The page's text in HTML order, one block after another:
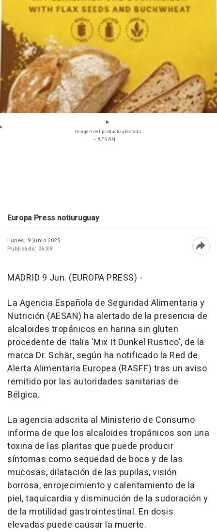
Imagen del producto afectado.
- AESAN
Europa Press notiuruguay
Lunes, 9 junio 2025
Publicado: 06:39
MADRID 9 Jun. (EUROPA PRESS) -
La Agencia Española de Seguridad Alimentaria y
Nutrición (AESAN) ha alertado de la presencia de
alcaloides tropánicos en harina sin gluten
procedente de Italia 'Mix It Dunkel Rustico', de la
marca Dr. Schär, según ha notificado la Red de
Alerta Alimentaria Europea (RASFF) tras un aviso
remitido por las autoridades sanitarias de
Bélgica.
La agencia adscrita al Ministerio de Consumo
informa de que los alcaloides tropánicos son una
toxina de las plantas que puede producir
síntomas como sequedad de boca y de las
mucosas, dilatación de las pupilas, visión
borrosa, enrojecimiento y calentamiento de la
piel, taquicardia y disminución de la sudoración y
de la motilidad gastrointestinal. En dosis
elevadas puede causar la muerte.